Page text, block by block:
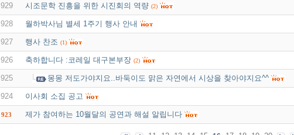
929 시조문학 진흥을 위한 시진회의 역량 (2)
928 월하박사님 별세 1주기 행사 안내
927 행사 찬조 (1)
926 축하합니다 :코레일 대구본부장 (2)
925 몽몽 저도가야지요..바둑이도 맑은 자연에서 시상을 찾아야지요^^
924 이사회 소집 공고
923 제가 참여하는 10월달의 공연과 해설 알립니다